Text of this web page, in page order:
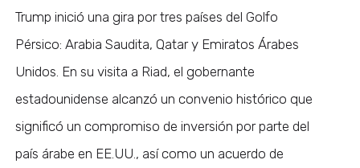
Trump inició una gira por tres países del Golfo
Pérsico: Arabia Saudita, Qatar y Emiratos Árabes
Unidos. En su visita a Riad, el gobernante
estadounidense alcanzó un convenio histórico que
significó un compromiso de inversión por parte del
país árabe en EE.UU., así como un acuerdo de